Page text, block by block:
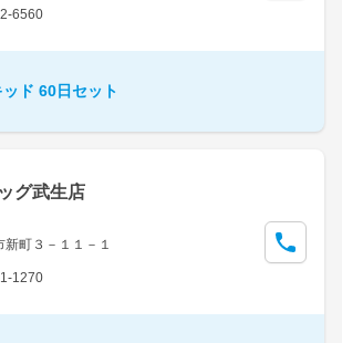
6560
ド 60日セット
グ武生店
町３－１１－１
1270